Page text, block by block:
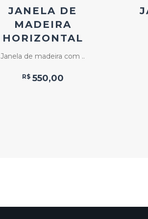
JANELA DE
MADEIRA
HORIZONTAL
Janela de madeira com ..
R$ 550,00